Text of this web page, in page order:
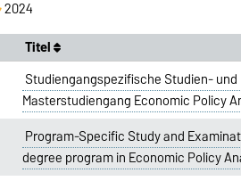
2024
Titel
Studiengangspezifische Studien-
Masterstudiengang Economic Policy
Program-Specific Study and
degree program in Economic Policy